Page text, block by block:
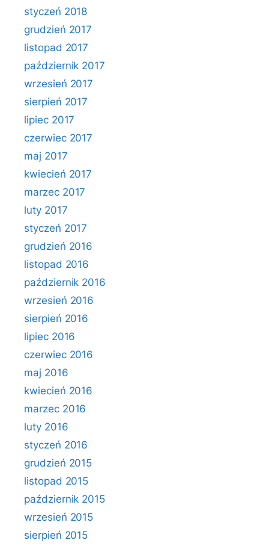
styczeń 2018
grudzień 2017
listopad 2017
październik 2017
wrzesień 2017
sierpień 2017
lipiec 2017
czerwiec 2017
maj 2017
kwiecień 2017
marzec 2017
luty 2017
styczeń 2017
grudzień 2016
listopad 2016
październik 2016
wrzesień 2016
sierpień 2016
lipiec 2016
czerwiec 2016
maj 2016
kwiecień 2016
marzec 2016
luty 2016
styczeń 2016
grudzień 2015
listopad 2015
październik 2015
wrzesień 2015
sierpień 2015